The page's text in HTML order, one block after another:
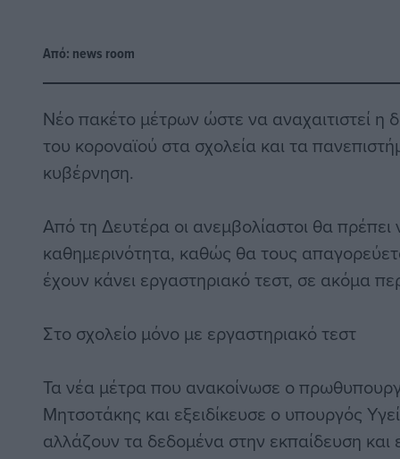
Από: news room
Νέο πακέτο μέτρων ώστε να αναχαιτιστεί η
του κοροναϊού στα σχολεία και τα
κυβέρνηση.
Από τη Δευτέρα οι ανεμβολίαστοι θα πρέπει
καθημερινότητα, καθώς θα τους
έχουν κάνει εργαστηριακό τεστ, σε ακόμα
Στο σχολείο μόνο με εργαστηριακό τεστ
Τα νέα μέτρα που ανακοίνωσε ο
Μητσοτάκης και εξειδίκευσε ο υπουργός
αλλάζουν τα δεδομένα στην εκπαίδευση και